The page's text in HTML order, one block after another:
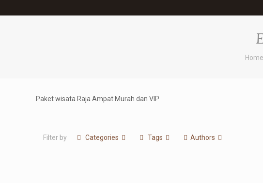
Home
Paket wisata Raja Ampat Murah dan VIP
Filter by Categories Tags Authors